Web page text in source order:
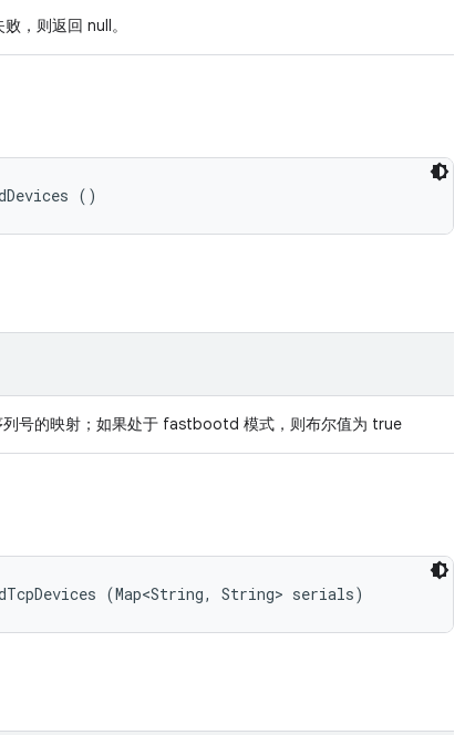
，则返回 null。
()
号的映射；如果处于 fastbootd 模式，则布尔值为 true
(Map<String, String> serials)